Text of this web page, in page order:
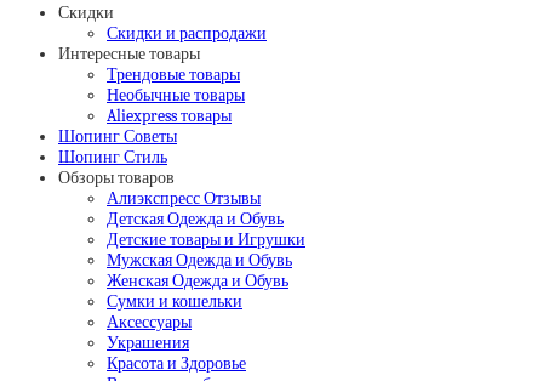
Скидки
Скидки и распродажи
Интересные товары
Трендовые товары
Необычные товары
Aliexpress товары
Шопинг Советы
Шопинг Стиль
Обзоры товаров
Алиэкспресс Отзывы
Детская Одежда и Обувь
Детские товары и Игрушки
Мужская Одежда и Обувь
Женская Одежда и Обувь
Сумки и кошельки
Аксессуары
Украшения
Красота и Здоровье